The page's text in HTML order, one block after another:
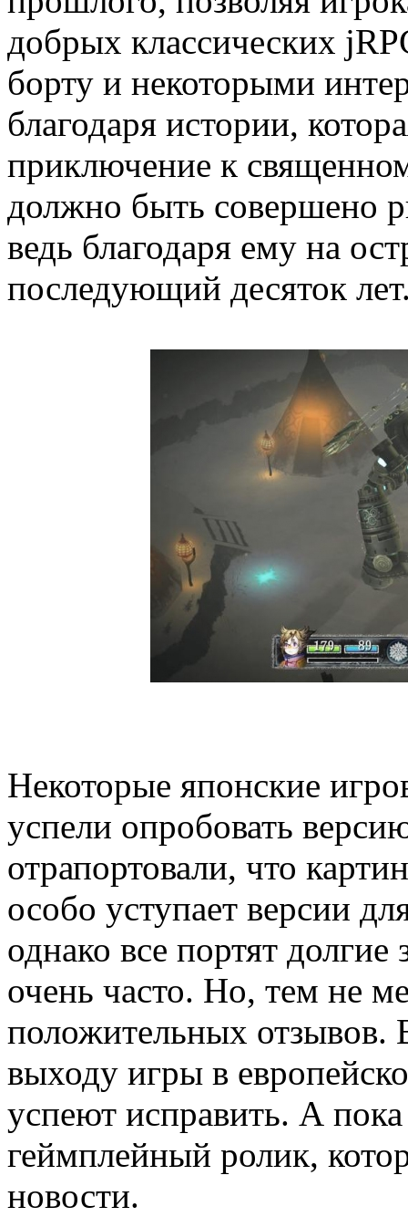
добрых классических
борту и некоторыми
благодаря истории,
приключение к
должно быть совершено
ведь благодаря ему на
последующий десяток
Некоторые японские
успели опробовать
отрапортовали, что
особо уступает версии
однако все портят
очень часто. Но, тем не
положительных
выходу игры в
успеют исправить. А
геймплейный ролик,
новости.